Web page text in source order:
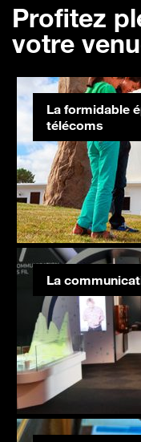
Profitez
votre
La formidable
télécoms
La